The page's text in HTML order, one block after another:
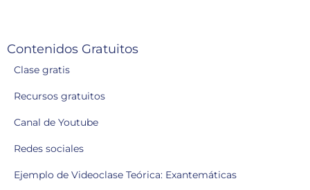
Contenidos Gratuitos
Clase gratis
Recursos gratuitos
Canal de Youtube
Redes sociales
Ejemplo de Videoclase Teórica: Exantemáticas